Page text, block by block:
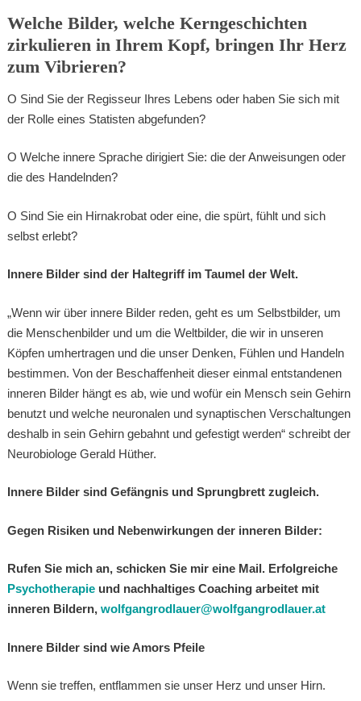
Welche Bilder, welche Kerngeschichten
zirkulieren in Ihrem Kopf, bringen Ihr Herz
zum Vibrieren?
O Sind Sie der Regisseur Ihres Lebens oder haben Sie sich mit
der Rolle eines Statisten abgefunden?
O Welche innere Sprache dirigiert Sie: die der Anweisungen oder
die des Handelnden?
O Sind Sie ein Hirnakrobat oder eine, die spürt, fühlt und sich
selbst erlebt?
Innere Bilder sind der Haltegriff im Taumel der Welt.
„Wenn wir über innere Bilder reden, geht es um Selbstbilder, um
die Menschenbilder und um die Weltbilder, die wir in unseren
Köpfen umhertragen und die unser Denken, Fühlen und Handeln
bestimmen. Von der Beschaffenheit dieser einmal entstandenen
inneren Bilder hängt es ab, wie und wofür ein Mensch sein Gehirn
benutzt und welche neuronalen und synaptischen Verschaltungen
deshalb in sein Gehirn gebahnt und gefestigt werden“ schreibt der
Neurobiologe Gerald Hüther.
Innere Bilder sind Gefängnis und Sprungbrett zugleich.
Gegen Risiken und Nebenwirkungen der inneren Bilder:
Rufen Sie mich an, schicken Sie mir eine Mail. Erfolgreiche
Psychotherapieund nachhaltiges Coaching arbeitet mit
inneren Bildern, wolfgangrodlauer@wolfgangrodlauer.at
Innere Bilder sind wie Amors Pfeile
Wenn sie treffen, entflammen sie unser Herz und unser Hirn.